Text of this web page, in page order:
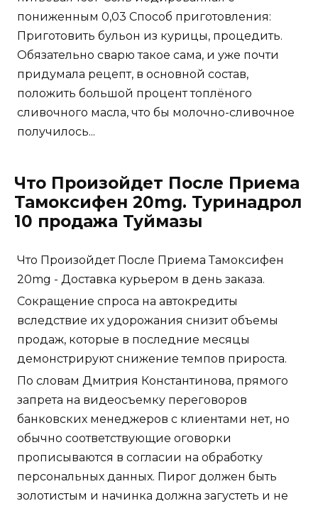
пониженным 0,03 Способ приготовления:
Приготовить бульон из курицы, процедить.
Обязательно сварю такое сама, и уже почти
придумала рецепт, в основной состав,
положить большой процент топлёного
сливочного масла, что бы молочно-сливочное
получилось...
Что Произойдет После Приема
Тамоксифен 20mg. Туринадрол
10 продажа Туймазы
Что Произойдет После Приема Тамоксифен
20mg - Доставка курьером в день заказа.
Сокращение спроса на автокредиты
вследствие их удорожания снизит объемы
продаж, которые в последние месяцы
демонстрируют снижение темпов прироста.
По словам Дмитрия Константинова, прямого
запрета на видеосъемку переговоров
банковских менеджеров с клиентами нет, но
обычно соответствующие оговорки
прописываются в согласии на обработку
персональных данных. Пирог должен быть
золотистым и начинка должна загустеть и не